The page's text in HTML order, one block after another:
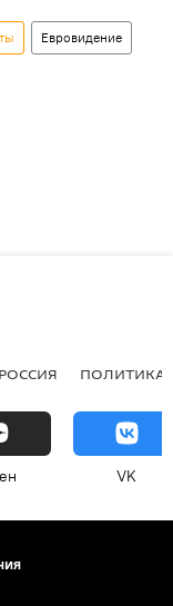
Евровидение
РОССИЯ ПОЛИТИКА
VK